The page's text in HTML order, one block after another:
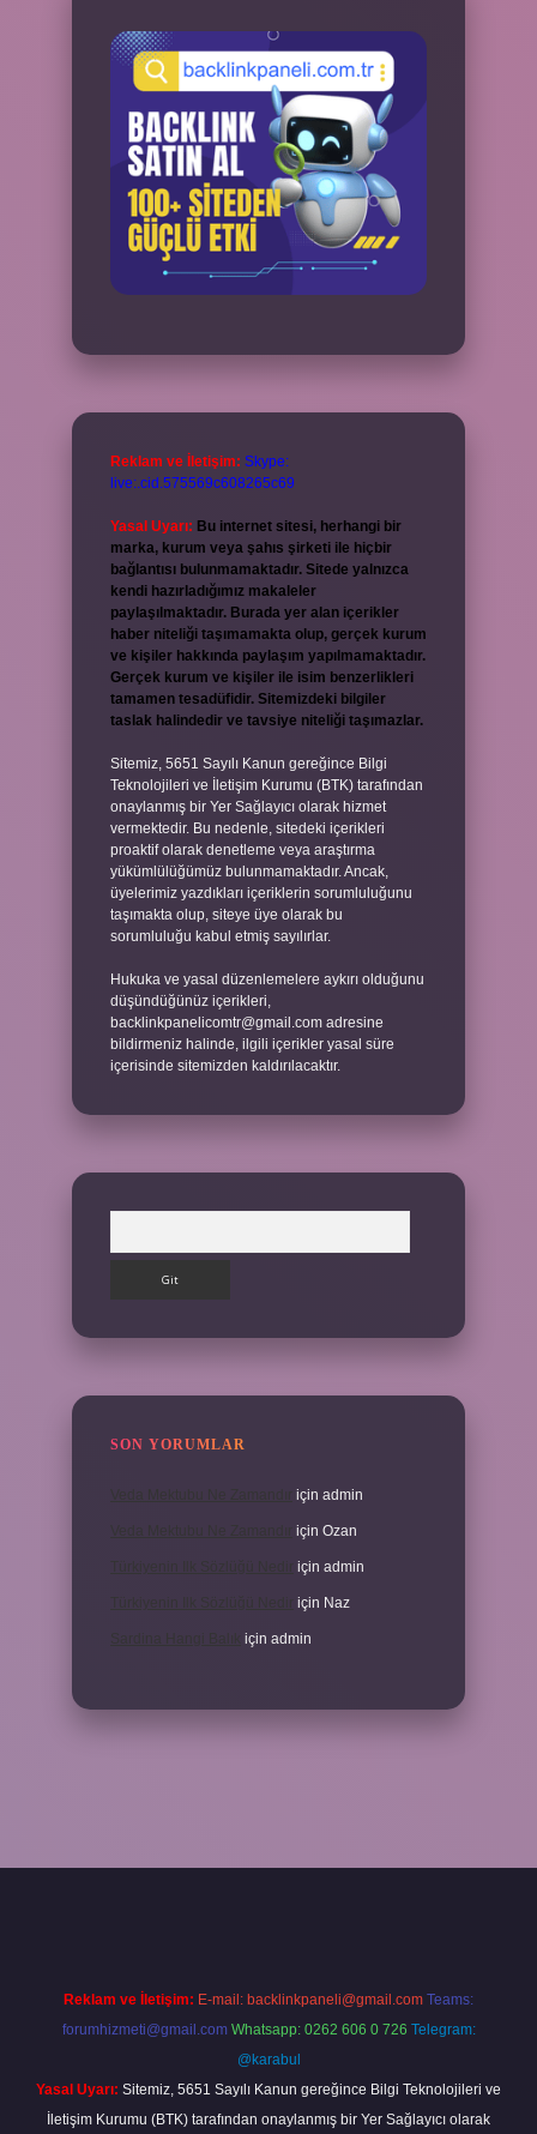
Reklam ve İletişim: Skype:
live:.cid.575569c608265c69
Yasal Uyarı: Bu internet sitesi, herhangi bir
marka, kurum veya şahıs şirketi ile hiçbir
bağlantısı bulunmamaktadır. Sitede yalnızca
kendi hazırladığımız makaleler
paylaşılmaktadır. Burada yer alan içerikler
haber niteliği taşımamakta olup, gerçek kurum
ve kişiler hakkında paylaşım yapılmamaktadır.
Gerçek kurum ve kişiler ile isim benzerlikleri
tamamen tesadüfidir. Sitemizdeki bilgiler
taslak halindedir ve tavsiye niteliği taşımazlar.
Sitemiz, 5651 Sayılı Kanun gereğince Bilgi
Teknolojileri ve İletişim Kurumu (BTK) tarafından
onaylanmış bir Yer Sağlayıcı olarak hizmet
vermektedir. Bu nedenle, sitedeki içerikleri
proaktif olarak denetleme veya araştırma
yükümlülüğümüz bulunmamaktadır. Ancak,
üyelerimiz yazdıkları içeriklerin sorumluluğunu
taşımakta olup, siteye üye olarak bu
sorumluluğu kabul etmiş sayılırlar.
Hukuka ve yasal düzenlemelere aykırı olduğunu
düşündüğünüz içerikleri,
backlinkpanelicomtr@gmail.com adresine
bildirmeniz halinde, ilgili içerikler yasal süre
içerisinde sitemizden kaldırılacaktır.
SON YORUMLAR
için admin
için Ozan
Türkiyenin Ilk Sözlüğü Nedir için admin
Türkiyenin Ilk Sözlüğü Nedir için Naz
için admin
Reklam ve İletişim: E-mail: backlinkpaneli@gmail.com Teams:
forumhizmeti@gmail.com Whatsapp: 0262 606 0 726 Telegram:
@karabul
Yasal Uyarı: Sitemiz, 5651 Sayılı Kanun gereğince Bilgi Teknolojileri ve
İletişim Kurumu (BTK) tarafından onaylanmış bir Yer Sağlayıcı olarak